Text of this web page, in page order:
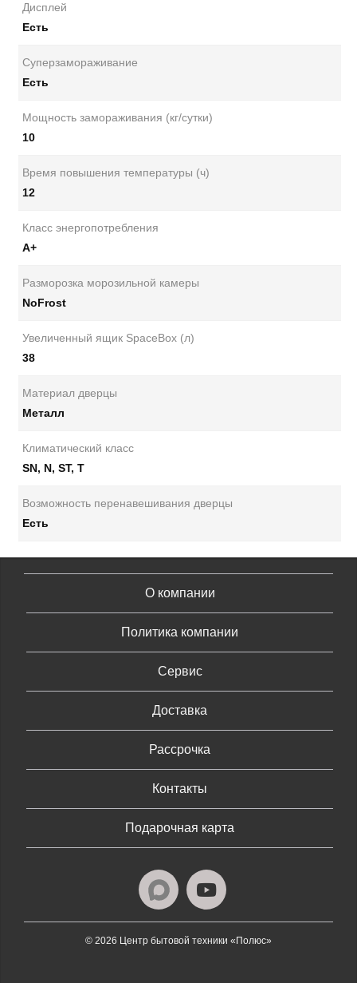
Дисплей
Есть
Суперзамораживание
Есть
Мощность замораживания (кг/сутки)
10
Время повышения температуры (ч)
12
Класс энергопотребления
А+
Разморозка морозильной камеры
NoFrost
Увеличенный ящик SpaceBox (л)
38
Материал дверцы
Металл
Климатический класс
SN, N, ST, T
Возможность перенавешивания дверцы
Есть
О компании
Политика компании
Сервис
Доставка
Рассрочка
Контакты
Подарочная карта
© 2026 Центр бытовой техники «Полюс»